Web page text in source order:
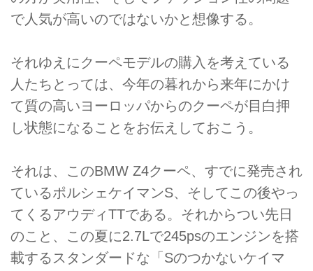
で人気が高いのではないかと想像する。
それゆえにクーペモデルの購入を考えている
人たちとっては、今年の暮れから来年にかけ
て質の高いヨーロッパからのクーペが目白押
し状態になることをお伝えしておこう。
それは、このBMW Z4クーペ、すでに発売され
ているポルシェケイマンS、そしてこの後やっ
てくるアウディTTである。それからつい先日
のこと、この夏に2.7Lで245psのエンジンを搭
載するスタンダードな「Sのつかないケイマ